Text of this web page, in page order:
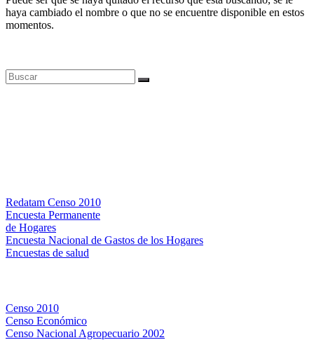
haya cambiado el nombre o que no se encuentre disponible en estos
momentos.
Redatam Censo 2010
Encuesta Permanente
de Hogares
Encuesta Nacional de Gastos de los Hogares
Encuestas de salud
Censo 2010
Censo Económico
Censo Nacional Agropecuario 2002